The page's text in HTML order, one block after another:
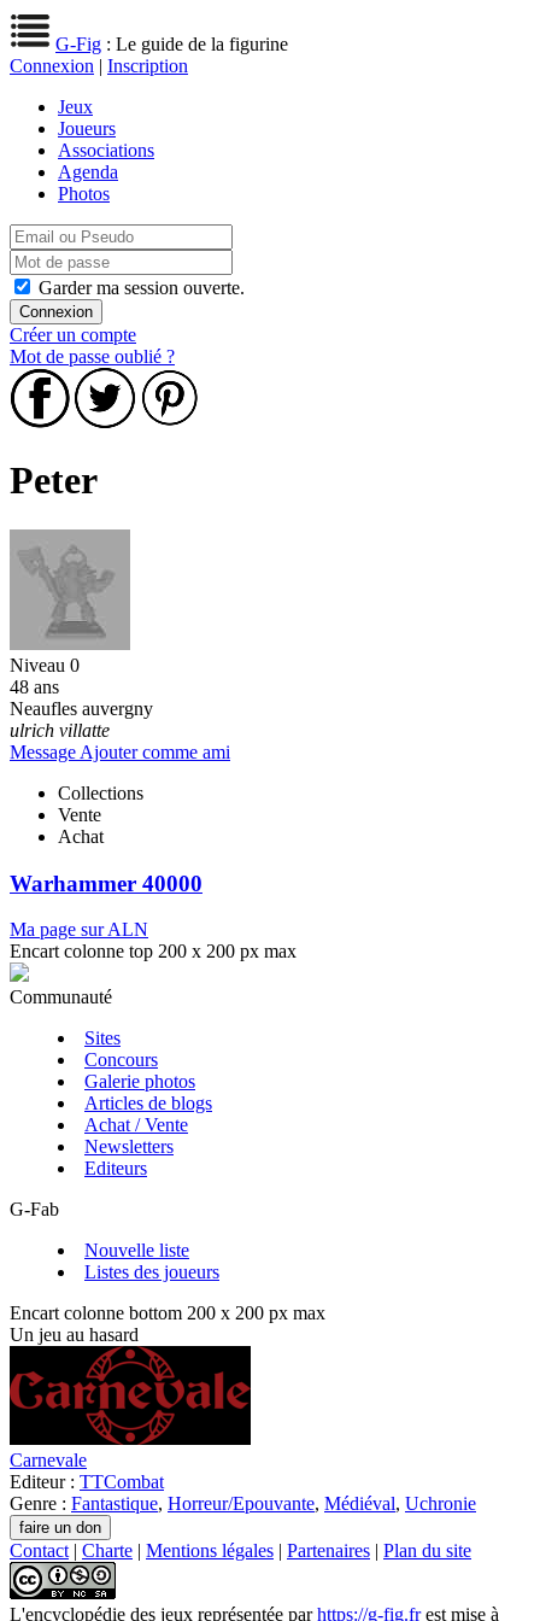
G-Fig : Le guide de la figurine
Connexion | Inscription
Jeux
Joueurs
Associations
Agenda
Photos
Garder ma session ouverte.
Créer un compte
Mot de passe oublié ?
Peter
Niveau 0
48 ans
Neaufles auvergny
ulrich villatte
Message Ajouter comme ami
Collections
Vente
Achat
Warhammer 40000
Ma page sur ALN
Encart colonne top 200 x 200 px max
Communauté
Sites
Concours
Galerie photos
Articles de blogs
Achat / Vente
Newsletters
Editeurs
G-Fab
Nouvelle liste
Listes des joueurs
Encart colonne bottom 200 x 200 px max
Un jeu au hasard
Carnevale
Editeur : TTCombat
Genre : Fantastique, Horreur/Epouvante, Médiéval, Uchronie
Contact | Charte | Mentions légales | Partenaires | Plan du site
L'encyclopédie des jeux représentée parhttps://g-fig.frest mise à